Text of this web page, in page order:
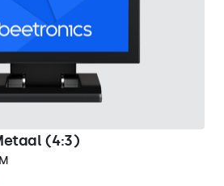
(4:3)